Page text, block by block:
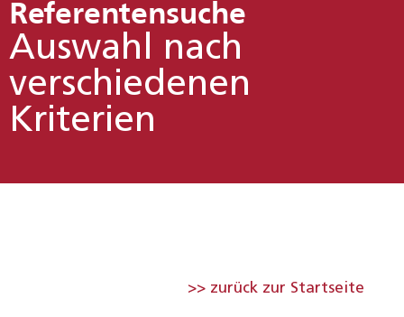
Referentensuche
Auswahl nach
verschiedenen
Kriterien
>> zurück zur Startseite